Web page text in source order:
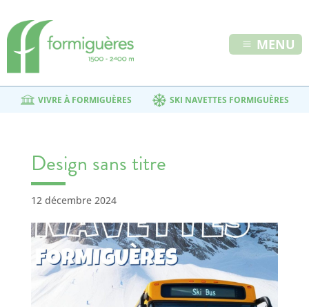
MENU
VIVRE À FORMIGUÈRES SKI NAVETTES FORMIGUÈRES
Design sans titre
12 décembre 2024